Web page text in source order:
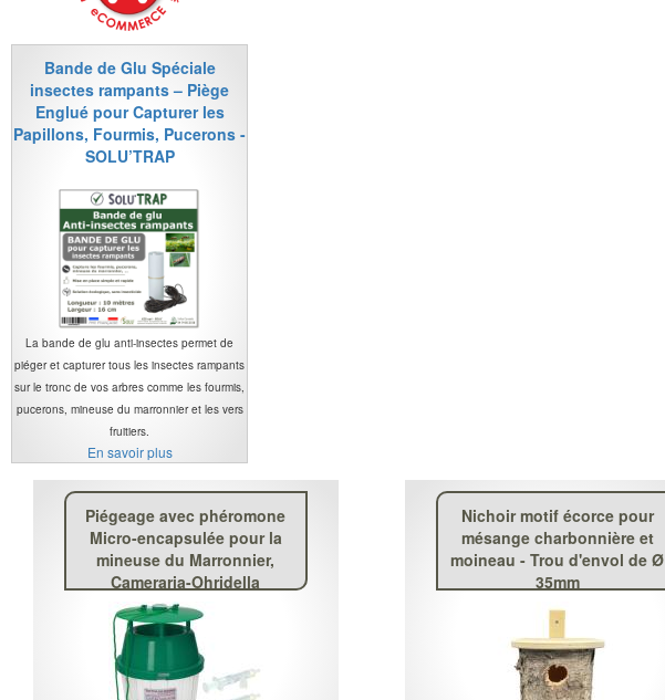
Bande de Glu Spéciale
insectes rampants – Piège
Englué pour Capturer les
Papillons, Fourmis, Pucerons -
SOLU’TRAP
La bande de glu anti-insectes permet de
piéger et capturer tous les insectes rampants
sur le tronc de vos arbres comme les fourmis,
pucerons, mineuse du marronnier et les vers
fruitiers.
En savoir plus
Piégeage avec phéromone
Micro-encapsulée pour la
mineuse du Marronnier,
Cameraria-Ohridella
Nichoir motif écorce pour
mésange charbonnière et
moineau - Trou d'envol de Ø
35mm